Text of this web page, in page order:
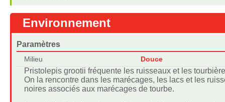
Environnement
Paramètres
Milieu Douce
Pristolepis grootii fréquente les ruisseaux et les
On la rencontre dans les marécages, les lacs et les
noires associés aux marécages de tourbe.